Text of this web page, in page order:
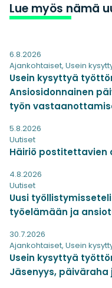
Lue myös nämä
6.8.2026
Ajankohtaiset, Usein
Usein kysyttyä
Ansiosidonnainen
työn
5.8.2026
Uutiset
Häiriö postitettavien
4.8.2026
Uutiset
Uusi
työelämään ja
30.7.2026
Ajankohtaiset, Usein
Usein kysyttyä
Jäsenyys,